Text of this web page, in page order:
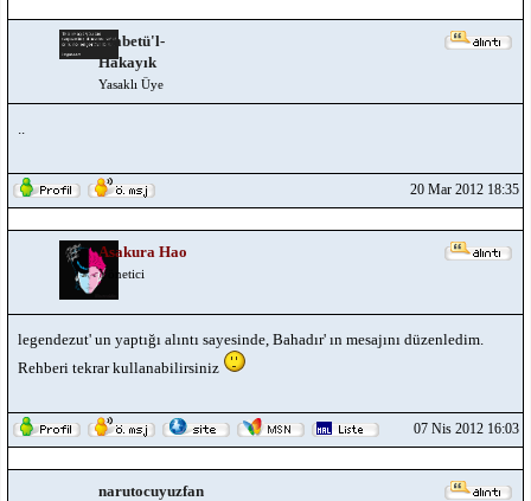
Atabetü'l-
Hakayık
Yasaklı Üye
20 Mar 2012 18:35
Asakura Hao
Yönetici
legendezut' un yaptığı alıntı sayesinde, Bahadır' ın mesajını düzenledim.
Rehberi tekrar kullanabilirsiniz
07 Nis 2012 16:03
narutocuyuzfan